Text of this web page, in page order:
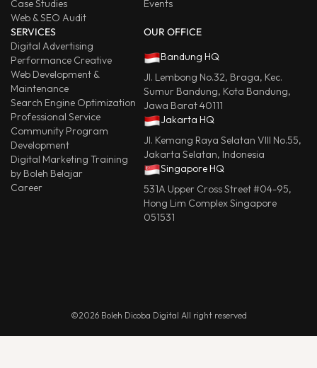
Case Studies
Web & SEO Audit
Events
SERVICES
Digital Advertising
Performance Creative
Web Development &
Maintenance
Search Engine Optimization
Professional Service
Community Program
Development
Digital Marketing Training
by Boleh Belajar
Career
OUR OFFICE
Bandung HQ
Jl. Lembong No.32, Braga, Kec.
Sumur Bandung, Kota Bandung,
Jawa Barat 40111
Jakarta HQ
Jl. Kemang Raya Selatan VIII No.55,
Jakarta Selatan, Indonesia
Singapore HQ
531A Upper Cross Street #04-95,
Hong Lim Complex Singapore
051531
©2026 Boleh Dicoba Digital All right reserved